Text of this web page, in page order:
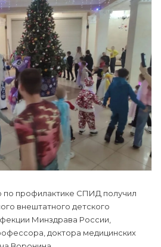
по профилактике СПИД получил
внештатного детского
Минздрава России,
доктора медицинских